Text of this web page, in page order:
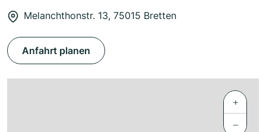
Melanchthonstr. 13, 75015 Bretten
Anfahrt planen
+
−